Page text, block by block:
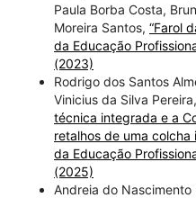
Paula Borba Costa,
Moreira Santos, “Farol
da Educação
(2023)
Rodrigo dos Santos
Vinicius da Silva
técnica integrada e a
retalhos de uma colcha
da Educação
(2025)
Andreia do Nascimento